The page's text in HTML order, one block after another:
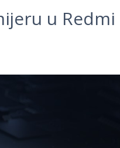
u Redmi